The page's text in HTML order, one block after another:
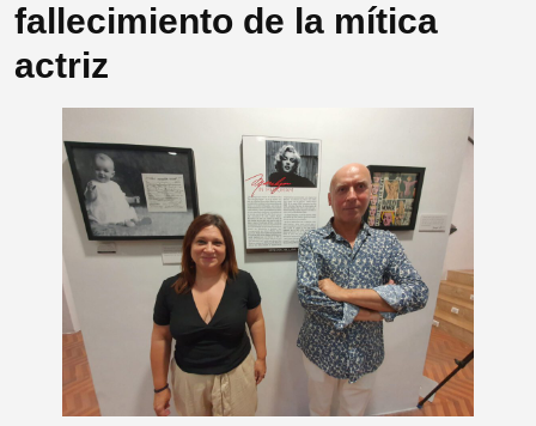
fallecimiento de la mítica
actriz